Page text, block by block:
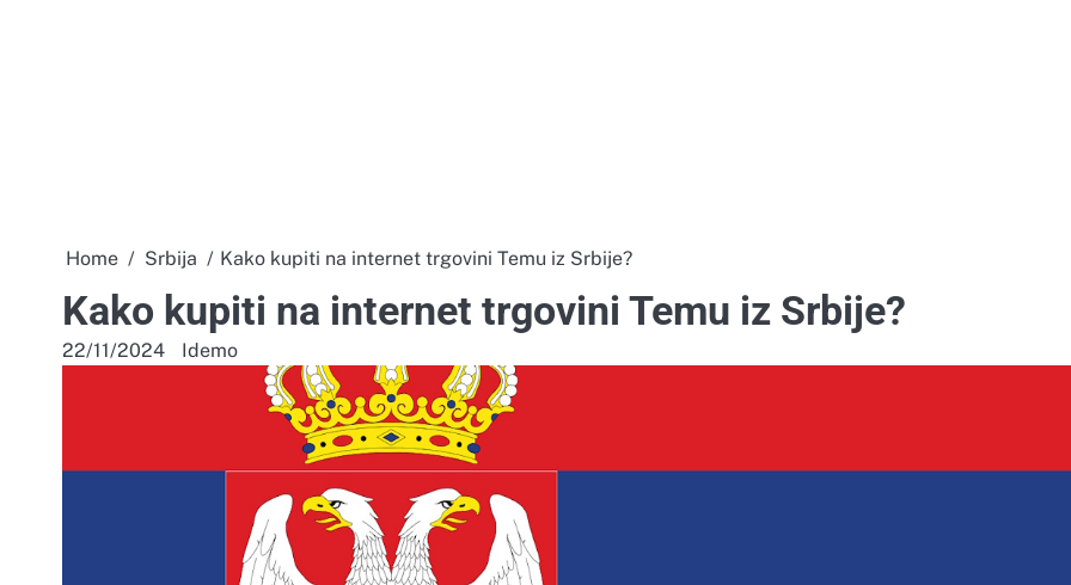
Home Srbija Kako kupiti na internet trgovini Temu iz Srbije?
Kako kupiti na internet trgovini Temu iz Srbije?
22/11/2024 Idemo